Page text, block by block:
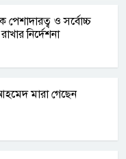
পেশাদারত্ব ও সর্বোচ্চ
নির্দেশনা
মারা গেছেন